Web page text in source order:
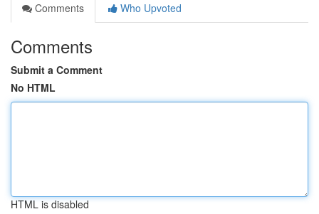
Comments
Who Upvoted
Comments
Submit a Comment
No HTML
HTML is disabled